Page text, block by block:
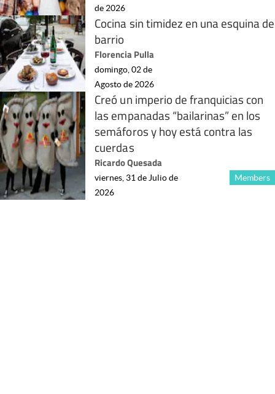
de 2026
Cocina sin timidez en una esquina de
barrio
Florencia Pulla
domingo, 02 de
Agosto de 2026
Creó un imperio de franquicias con
las empanadas “bailarinas” en los
semáforos y hoy está contra las
cuerdas
Ricardo Quesada
Members
viernes, 31 de Julio de
2026